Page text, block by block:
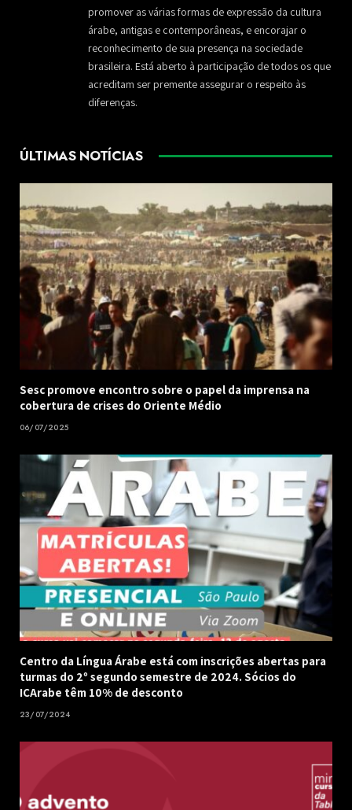
promover as várias formas de expressão da cultura
árabe, antigas e contemporâneas, e encorajar o
reconhecimento de sua presença na sociedade
brasileira. Está aberto à participação de todos os que
acreditam ser premente assegurar o respeito às
diferenças.
ÚLTIMAS NOTÍCIAS
Sesc promove encontro sobre o papel da imprensa na
cobertura de crises do Oriente Médio
06/07/2025
Centro da Língua Árabe está com inscrições abertas para
turmas do 2º segundo semestre de 2024. Sócios do
ICArabe têm 10% de desconto
23/07/2024